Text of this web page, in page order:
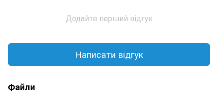
Додайте перший відгук
Написати відгук
Файли